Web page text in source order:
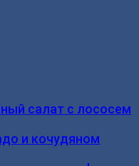
салат с лососем
и кочудяном